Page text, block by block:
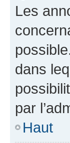
Les
dans
par
Haut